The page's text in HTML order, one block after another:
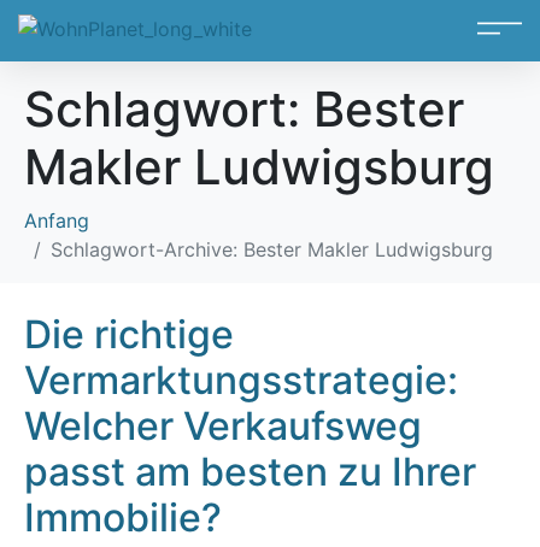
Schlagwort: Bester
Makler Ludwigsburg
Anfang
Schlagwort-Archive: Bester Makler Ludwigsburg
Die richtige
Vermarktungsstrategie:
Welcher Verkaufsweg
passt am besten zu Ihrer
Immobilie?